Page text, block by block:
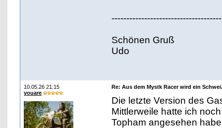
Schönen Gruß
Udo
10.05.26 21:15
youare
Re: Aus dem Mystk Racer wird ein
Die letzte Version des
Mittlerweile hatte ich
Topham angesehen